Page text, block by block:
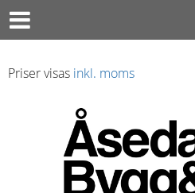
Priser visas inkl. moms